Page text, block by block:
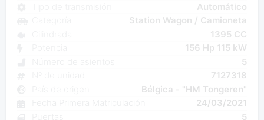
Automático
Station Wagon / Camioneta
1395 CC
156 Hp 115 kW
5
7127318
Bélgica - "HM Tongeren"
24/03/2021
5